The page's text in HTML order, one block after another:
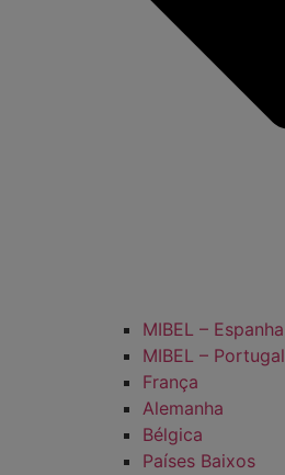
MIBEL – Espanha
MIBEL – Portugal
França
Alemanha
Bélgica
Países Baixos